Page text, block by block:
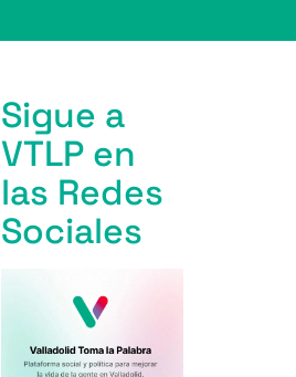
Sigue a
VTLP en
las Redes
Sociales